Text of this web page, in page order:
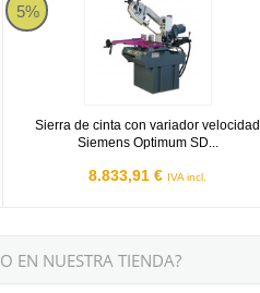
5%
Sierra de cinta con variador velocidad
Siemens Optimum SD...
8.833,91 € IVA incl.
EN NUESTRA TIENDA?